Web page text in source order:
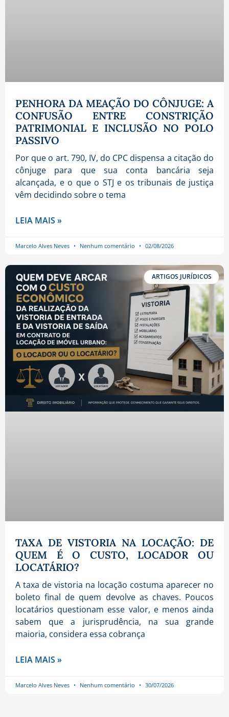
PENHORA DA MEAÇÃO DO CÔNJUGE: A
CONFUSÃO ENTRE CONSTRIÇÃO
PATRIMONIAL E INCLUSÃO NO POLO
PASSIVO
Por que o art. 790, IV, do CPC dispensa a citação do
cônjuge para que sua conta bancária seja
alcançada, e o que o STJ e os tribunais de justiça
vêm decidindo sobre o tema
LEIA MAIS »
Marcelo Alves Neves Nenhum comentário 02/08/2026
ARTIGOS JURÍDICOS
TAXA DE VISTORIA NA LOCAÇÃO: DE
QUEM É O CUSTO, LOCADOR OU
LOCATÁRIO?
A taxa de vistoria na locação costuma aparecer no
boleto final de quem devolve as chaves. Poucos
locatários questionam esse valor, e menos ainda
sabem que a jurisprudência, na sua grande
maioria, considera essa cobrança
LEIA MAIS »
Marcelo Alves Neves Nenhum comentário 30/07/2026